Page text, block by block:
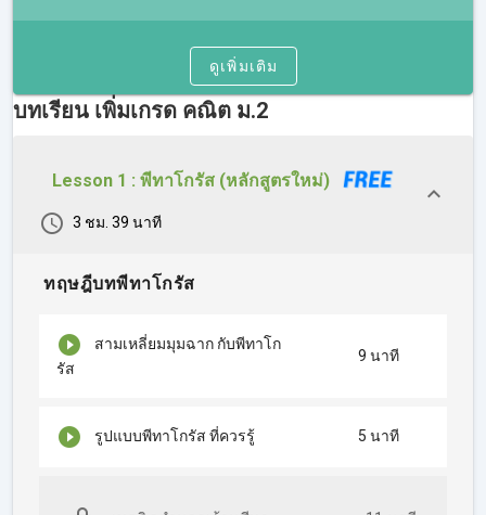
ดูเพิ่มเติม
บทเรียน เพิ่มเกรด คณิต ม.2
Lesson 1 : พีทาโกรัส (หลักสูตรใหม่)
3 ชม. 39 นาที
ทฤษฎีบทพีทาโกรัส
สามเหลี่ยมมุมฉาก กับพีทาโก
รัส
9 นาที
รูปแบบพีทาโกรัส ที่ควรรู้ 5 นาที